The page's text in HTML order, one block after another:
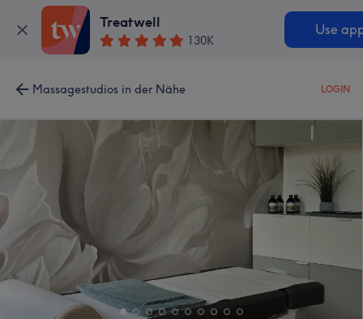
Treatwell
130K
Use
Massagestudios in der Nähe LOGIN